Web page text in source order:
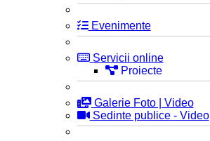
Evenimente
Servicii online
Proiecte
Galerie Foto | Video
Sedinte publice - Video